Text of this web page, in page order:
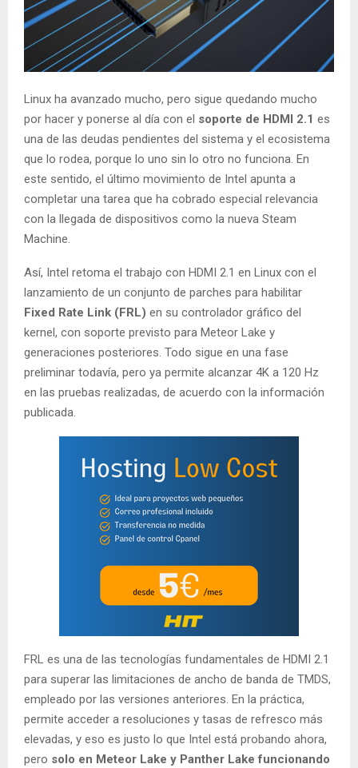
Linux ha avanzado mucho, pero sigue quedando mucho
por hacer y ponerse al día con el soporte de HDMI 2.1 es
una de las deudas pendientes del sistema y el ecosistema
que lo rodea, porque lo uno sin lo otro no funciona. En
este sentido, el último movimiento de Intel apunta a
completar una tarea que ha cobrado especial relevancia
con la llegada de dispositivos como la nueva Steam
Machine.
Así, Intel retoma el trabajo con HDMI 2.1 en Linux con el
lanzamiento de un conjunto de parches para habilitar
Fixed Rate Link (FRL) en su controlador gráfico del
kernel, con soporte previsto para Meteor Lake y
generaciones posteriores. Todo sigue en una fase
preliminar todavía, pero ya permite alcanzar 4K a 120 Hz
en las pruebas realizadas, de acuerdo con la información
publicada.
FRL es una de las tecnologías fundamentales de HDMI 2.1
para superar las limitaciones de ancho de banda de TMDS,
empleado por las versiones anteriores. En la práctica,
permite acceder a resoluciones y tasas de refresco más
elevadas, y eso es justo lo que Intel está probando ahora,
pero solo en Meteor Lake y Panther Lake funcionando